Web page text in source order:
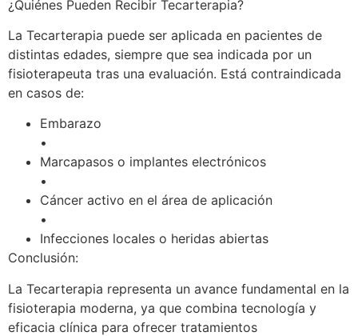
¿Quiénes Pueden Recibir Tecarterapia?
La Tecarterapia puede ser aplicada en pacientes de
distintas edades, siempre que sea indicada por un
fisioterapeuta tras una evaluación. Está contraindicada
en casos de:
Embarazo
•
Marcapasos o implantes electrónicos
•
Cáncer activo en el área de aplicación
•
Infecciones locales o heridas abiertas
Conclusión:
La Tecarterapia representa un avance fundamental en la
fisioterapia moderna, ya que combina tecnología y
eficacia clínica para ofrecer tratamientos